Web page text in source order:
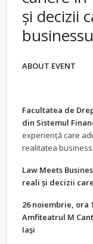
și decizii
ABOUT EVENT
Facultatea de
din Sistemul
experiență care
realitatea
Law Meets
reali și decizii
26 noiembrie, ora
Amfiteatrul M
Iași